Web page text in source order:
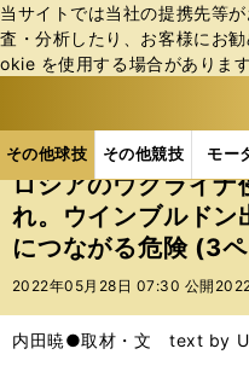
当サイトでは当社の提携先等
査・分析したり、お客様にお
okie を使⽤する場合がありま
その他球技 その他競技 モー
ス
ポ
ル
テ
ー
バ
その他球技の記事一覧
ロシアのウクライナ
れ。ウインブルドン
につながる危険 (3
2022年05月28日 07:30 公開
内田暁●取材・文 text by